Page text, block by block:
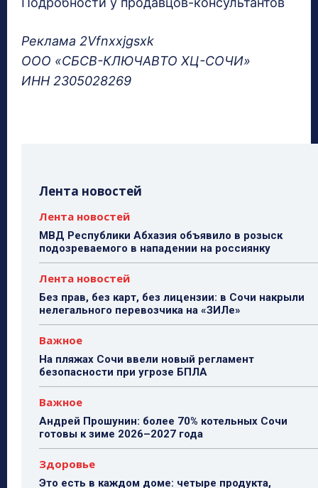
Реклама 2Vfnxxjgsxk
ООО «СБСВ-КЛЮЧАВТО ХЦ-СОЧИ»
ИНН 2305028269
Лента новостей
Лента новостей
МВД Республики Абхазия объявило в розыск
подозреваемого в нападении на россиянку
Лента новостей
Без прав, без карт, без лицензии: в Сочи накрыли
нелегального перевозчика на «ЗИЛе»
Важное
На пляжах Сочи ввели новый регламент
безопасности при угрозе БПЛА
Важное
Андрей Прошунин: более 70% котельных Сочи
готовы к зиме 2026–2027 года
Здоровье
Это есть в каждом доме: четыре продукта,